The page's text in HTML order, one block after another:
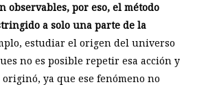
observables, por eso, el método
a solo una parte de la
estudiar el origen del universo
no es posible repetir esa acción y
originó, ya que ese fenómeno no